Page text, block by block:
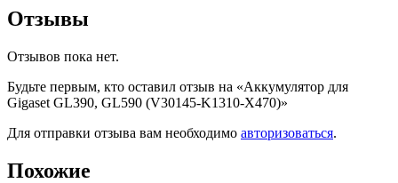
Отзывы
Отзывов пока нет.
Будьте первым, кто оставил отзыв на «Аккумулятор для
Gigaset GL390, GL590 (V30145-K1310-X470)»
Для отправки отзыва вам необходимо авторизоваться.
Похожие